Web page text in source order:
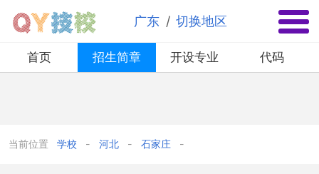
✕
广东 / 切换地区
首页 招生简章 开设专业 代码
当前位置 学校 河北 石家庄